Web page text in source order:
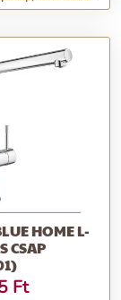
kétfunkc...
HOME L-
CSAP
Ft